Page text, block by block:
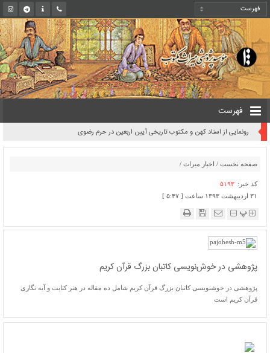
فهرست
رونمایی از اسناد کهن و مکتوب تاریخی آیین اربعین در حرم رضوی
صفحه نخست / اخبار میراث /
کد خبر: ۵۱۹۳
۳۱ اردیبهشت ۱۳۹۳ ساعت [ ۵:۴۷ ]
پ
پژوهشی در خوش‌نویسی کاتبان بزرگ قرآن کریم
پژوهشی در خوشنویسی کاتبان بزرگ قرآن کریم شامل ده مقاله در هنر کتابت و آیه نگاری
قرآن کریم است